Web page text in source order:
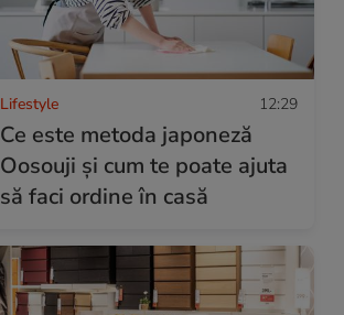
Lifestyle 12:29
Ce este metoda japoneză
Oosouji și cum te poate ajuta
să faci ordine în casă